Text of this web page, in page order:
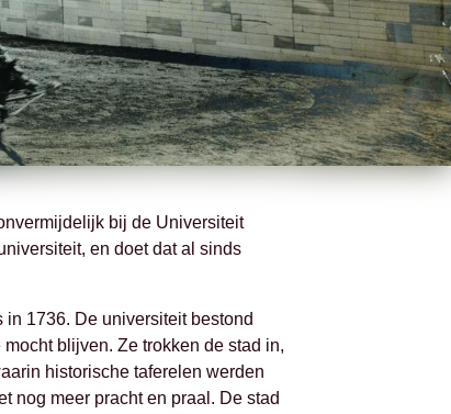
bij de Universiteit
en doet dat al sinds
1736. De universiteit bestond
blijven. Ze trokken de stad in,
historische taferelen werden
nog meer pracht en praal. De stad